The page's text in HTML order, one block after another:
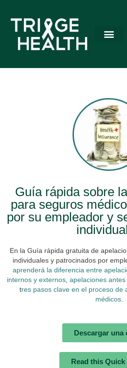
Guía rápida sobre
para seguros
por su empleador y
En la Guía rápida gratuita de
individuales y patrocinados por
aprenderá la diferencia entre
internos y externos, apelaciones
tres pasos clave en el proceso de
médicos.
Descargar una
Read this Quick